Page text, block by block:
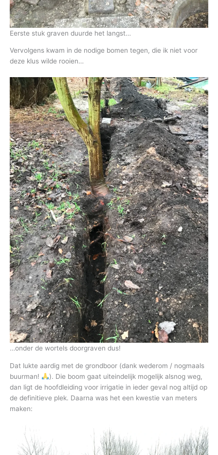
Eerste stuk graven duurde het langst…
Vervolgens kwam in de nodige bomen tegen, die ik niet voor
deze klus wilde rooien…
…onder de wortels doorgraven dus!
Dat lukte aardig met de grondboor (dank wederom / nogmaals
buurman!
). Die boom gaat uiteindelijk mogelijk alsnog weg,
dan ligt de hoofdleiding voor irrigatie in ieder geval nog altijd op
de definitieve plek. Daarna was het een kwestie van meters
maken: